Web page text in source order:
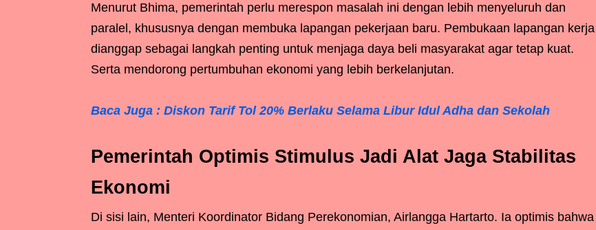
Menurut Bhima, pemerintah perlu merespon masalah ini dengan lebih menyeluruh dan
paralel, khususnya dengan membuka lapangan pekerjaan baru. Pembukaan lapangan kerja
dianggap sebagai langkah penting untuk menjaga daya beli masyarakat agar tetap kuat.
Serta mendorong pertumbuhan ekonomi yang lebih berkelanjutan.
Baca Juga : Diskon Tarif Tol 20% Berlaku Selama Libur Idul Adha dan Sekolah
Pemerintah Optimis Stimulus Jadi Alat Jaga Stabilitas
Ekonomi
Di sisi lain, Menteri Koordinator Bidang Perekonomian, Airlangga Hartarto. Ia optimis bahwa